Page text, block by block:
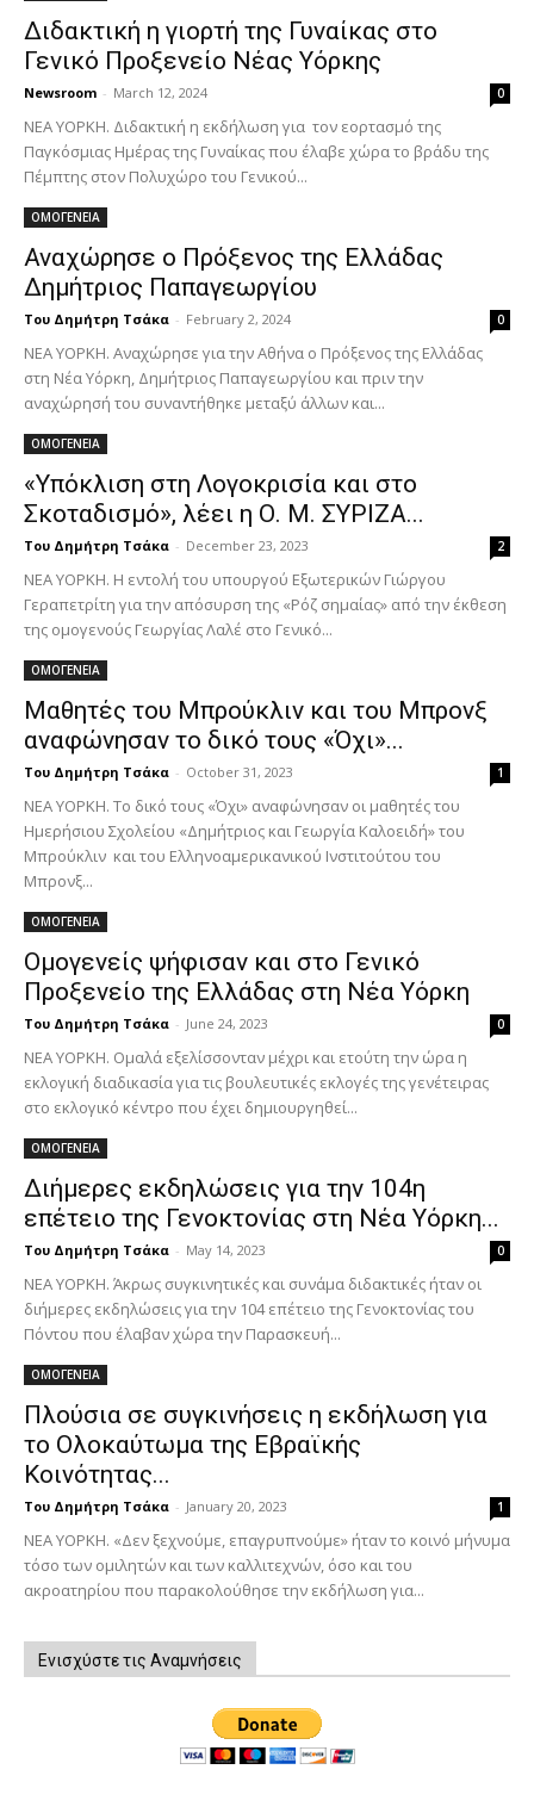
Διδακτική η γιορτή της Γυναίκας στο
Γενικό Προξενείο Νέας Υόρκης
Newsroom - March 12, 2024 0
ΝΕΑ ΥΟΡΚΗ. Διδακτική η εκδήλωση για τον εορτασμό της
Παγκόσμιας Ημέρας της Γυναίκας που έλαβε χώρα το βράδυ της
Πέμπτης στον Πολυχώρο του Γενικού...
ΟΜΟΓΕΝΕΙΑ
Αναχώρησε ο Πρόξενος της Ελλάδας
Δημήτριος Παπαγεωργίου
Του Δημήτρη Τσάκα - February 2, 2024 0
ΝΕΑ ΥΟΡΚΗ. Αναχώρησε για την Αθήνα ο Πρόξενος της Ελλάδας
στη Νέα Υόρκη, Δημήτριος Παπαγεωργίου και πριν την
αναχώρησή του συναντήθηκε μεταξύ άλλων και...
ΟΜΟΓΕΝΕΙΑ
«Υπόκλιση στη Λογοκρισία και στο
Σκοταδισμό», λέει η Ο. Μ. ΣΥΡΙΖΑ...
Του Δημήτρη Τσάκα - December 23, 2023 2
ΝΕΑ ΥΟΡΚΗ. Η εντολή του υπουργού Εξωτερικών Γιώργου
Γεραπετρίτη για την απόσυρση της «Ρόζ σημαίας» από την έκθεση
της ομογενούς Γεωργίας Λαλέ στο Γενικό...
ΟΜΟΓΕΝΕΙΑ
Μαθητές του Μπρούκλιν και του Μπρονξ
αναφώνησαν το δικό τους «Όχι»...
Του Δημήτρη Τσάκα - October 31, 2023 1
ΝΕΑ ΥΟΡΚΗ. Το δικό τους «Όχι» αναφώνησαν οι μαθητές του
Ημερήσιου Σχολείου «Δημήτριος και Γεωργία Καλοειδή» του
Μπρούκλιν και του Ελληνοαμερικανικού Ινστιτούτου του
Μπρονξ...
ΟΜΟΓΕΝΕΙΑ
Ομογενείς ψήφισαν και στο Γενικό
Προξενείο της Ελλάδας στη Νέα Υόρκη
Του Δημήτρη Τσάκα - June 24, 2023 0
ΝΕΑ ΥΟΡΚΗ. Ομαλά εξελίσσονταν μέχρι και ετούτη την ώρα η
εκλογική διαδικασία για τις βουλευτικές εκλογές της γενέτειρας
στο εκλογικό κέντρο που έχει δημιουργηθεί...
ΟΜΟΓΕΝΕΙΑ
Διήμερες εκδηλώσεις για την 104η
επέτειο της Γενοκτονίας στη Νέα Υόρκη...
Του Δημήτρη Τσάκα - May 14, 2023 0
ΝΕΑ ΥΟΡΚΗ. Άκρως συγκινητικές και συνάμα διδακτικές ήταν οι
διήμερες εκδηλώσεις για την 104 επέτειο της Γενοκτονίας του
Πόντου που έλαβαν χώρα την Παρασκευή...
ΟΜΟΓΕΝΕΙΑ
Πλούσια σε συγκινήσεις η εκδήλωση για
το Ολοκαύτωμα της Εβραϊκής
Κοινότητας...
Του Δημήτρη Τσάκα - January 20, 2023 1
ΝΕΑ ΥΟΡΚΗ. «Δεν ξεχνούμε, επαγρυπνούμε» ήταν το κοινό μήνυμα
τόσο των ομιλητών και των καλλιτεχνών, όσο και του
ακροατηρίου που παρακολούθησε την εκδήλωση για...
Ενισχύστε τις Αναμνήσεις